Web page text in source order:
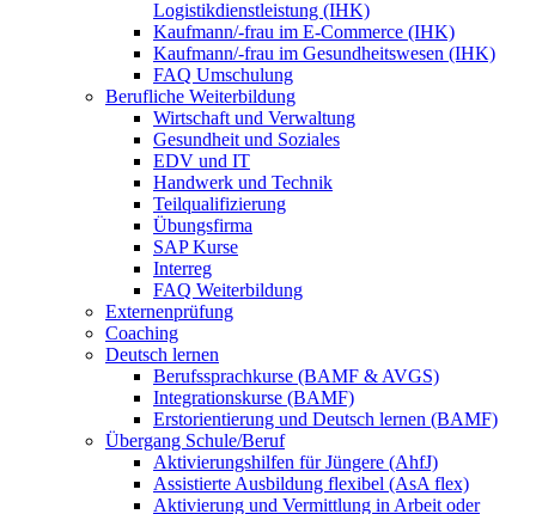
Logistikdienstleistung (IHK)
Kaufmann/-frau im E-Commerce (IHK)
Kaufmann/-frau im Gesundheitswesen (IHK)
FAQ Umschulung
Berufliche Weiterbildung
Wirtschaft und Verwaltung
Gesundheit und Soziales
EDV und IT
Handwerk und Technik
Teilqualifizierung
Übungsfirma
SAP Kurse
Interreg
FAQ Weiterbildung
Externenprüfung
Coaching
Deutsch lernen
Berufssprachkurse (BAMF & AVGS)
Integrationskurse (BAMF)
Erstorientierung und Deutsch lernen (BAMF)
Übergang Schule/Beruf
Aktivierungshilfen für Jüngere (AhfJ)
Assistierte Ausbildung flexibel (AsA flex)
Aktivierung und Vermittlung in Arbeit oder